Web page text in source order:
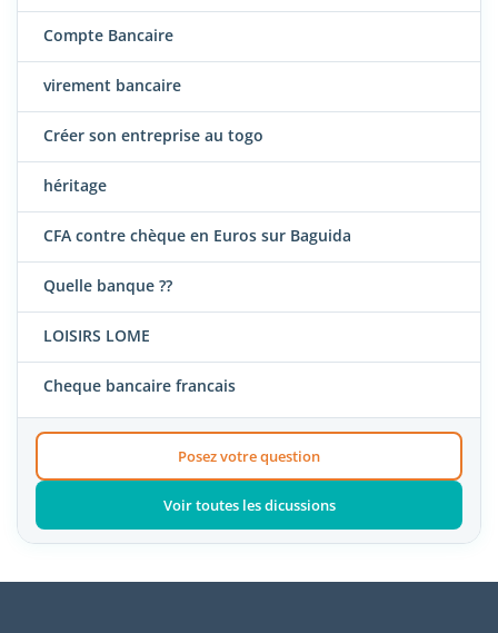
Compte Bancaire
virement bancaire
Créer son entreprise au togo
héritage
CFA contre chèque en Euros sur Baguida
Quelle banque ??
LOISIRS LOME
Cheque bancaire francais
Posez votre question
Voir toutes les dicussions